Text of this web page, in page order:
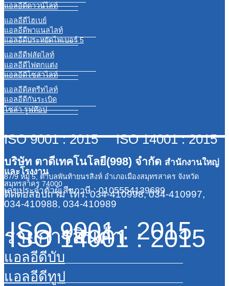
แอลอีดีดาวน์ไลท์
แอลอีดีไฮเบย์
แอลอีดีพาแนลไลท์
แอลอีดีประหยัดไฟเบอร์ 5
แอลอีดีฟลัดไลท์
แอลอีดีไฟตกแต่ง
แอลอีดีโซล่าไลท์
แอลอีดีสตรีทไลท์
แอลอีดีกันระเบิด
โซล่า รูฟท๊อป
ISO 9001 : 2015 ISO 14001 : 2015
บริษัท ตาดีเทคโนโลยี(998) จำกัด สำนักงานใหญ่
และโรงงาน
87/9 หมู่ 5, ตำบลพันท้ายนรสิงห์ อำเภอเมืองสมุทรสาคร จังหวัด
สมุทรสาคร 74000
เลขประจำตัวผู้เสียภาษี : 0105554139689
ติดต่อสอบถาม โทร. 034-410998, 034-410997,
034-410988, 034-410989
ISO 9001 : 2015
ISO 14001 : 2015
รายการสินค้า
แอลอีดีบับ
แอลอีดีทูป